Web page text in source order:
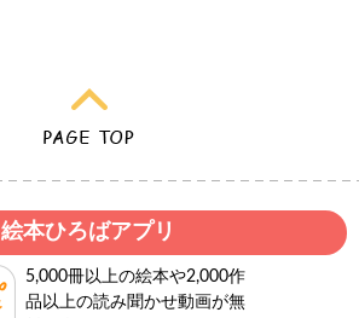
絵本ひろばアプリ
5,000冊以上の絵本や2,000作
品以上の読み聞かせ動画が無